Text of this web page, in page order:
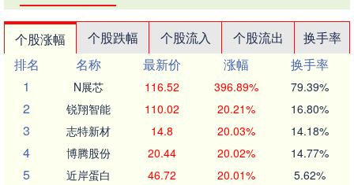
个股涨幅 个股跌幅 个股流入 个股流出
换手率
排名
名称 最新价 涨幅
换手率
1
N展芯 116.52 396.89% 79.39%
2 锐翔智能 110.02 20.21% 16.80%
3 志特新材 14.8 20.03% 14.18%
4 博腾股份 20.44 20.02% 14.77%
5 近岸蛋白 46.72 20.01% 5.62%